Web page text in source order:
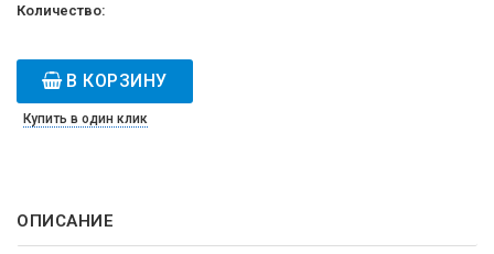
Количество:
В КОРЗИНУ
Купить в один клик
ОПИСАНИЕ